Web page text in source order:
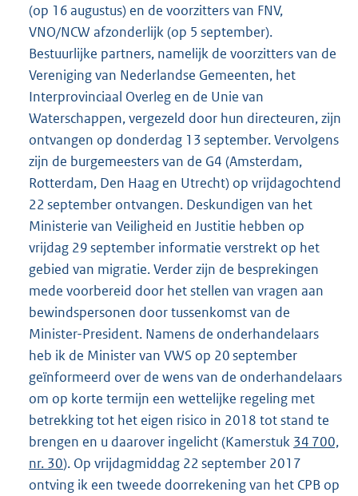
(op 16 augustus) en de voorzitters van FNV,
VNO/NCW afzonderlijk (op 5 september).
Bestuurlijke partners, namelijk de voorzitters van de
Vereniging van Nederlandse Gemeenten, het
Interprovinciaal Overleg en de Unie van
Waterschappen, vergezeld door hun directeuren, zijn
ontvangen op donderdag 13 september. Vervolgens
zijn de burgemeesters van de G4 (Amsterdam,
Rotterdam, Den Haag en Utrecht) op vrijdagochtend
22 september ontvangen. Deskundigen van het
Ministerie van Veiligheid en Justitie hebben op
vrijdag 29 september informatie verstrekt op het
gebied van migratie. Verder zijn de besprekingen
mede voorbereid door het stellen van vragen aan
bewindspersonen door tussenkomst van de
Minister-President. Namens de onderhandelaars
heb ik de Minister van VWS op 20 september
geïnformeerd over de wens van de onderhandelaars
om op korte termijn een wettelijke regeling met
betrekking tot het eigen risico in 2018 tot stand te
brengen en u daarover ingelicht (Kamerstuk 34 700,
nr. 30). Op vrijdagmiddag 22 september 2017
ontving ik een tweede doorrekening van het CPB op